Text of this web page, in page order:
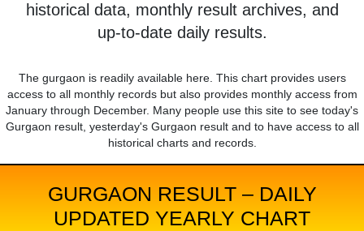
historical data, monthly result archives, and
up-to-date daily results.
The gurgaon is readily available here. This chart provides users
access to all monthly records but also provides monthly access from
January through December. Many people use this site to see today's
Gurgaon result, yesterday's Gurgaon result and to have access to all
historical charts and records.
GURGAON RESULT – DAILY
UPDATED YEARLY CHART